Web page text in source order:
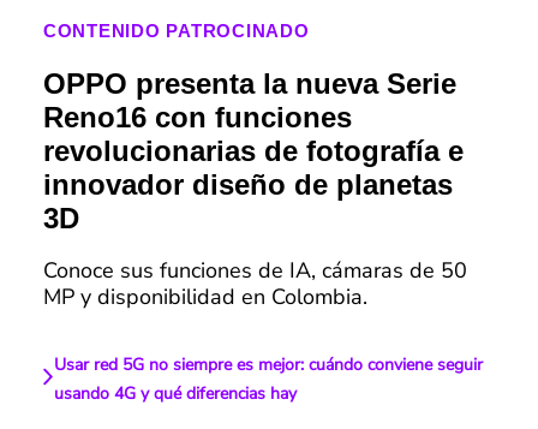
CONTENIDO PATROCINADO
OPPO presenta la nueva Serie
Reno16 con funciones
revolucionarias de fotografía e
innovador diseño de planetas
3D
Conoce sus funciones de IA, cámaras de 50
MP y disponibilidad en Colombia.
Usar red 5G no siempre es mejor: cuándo conviene seguir
usando 4G y qué diferencias hay